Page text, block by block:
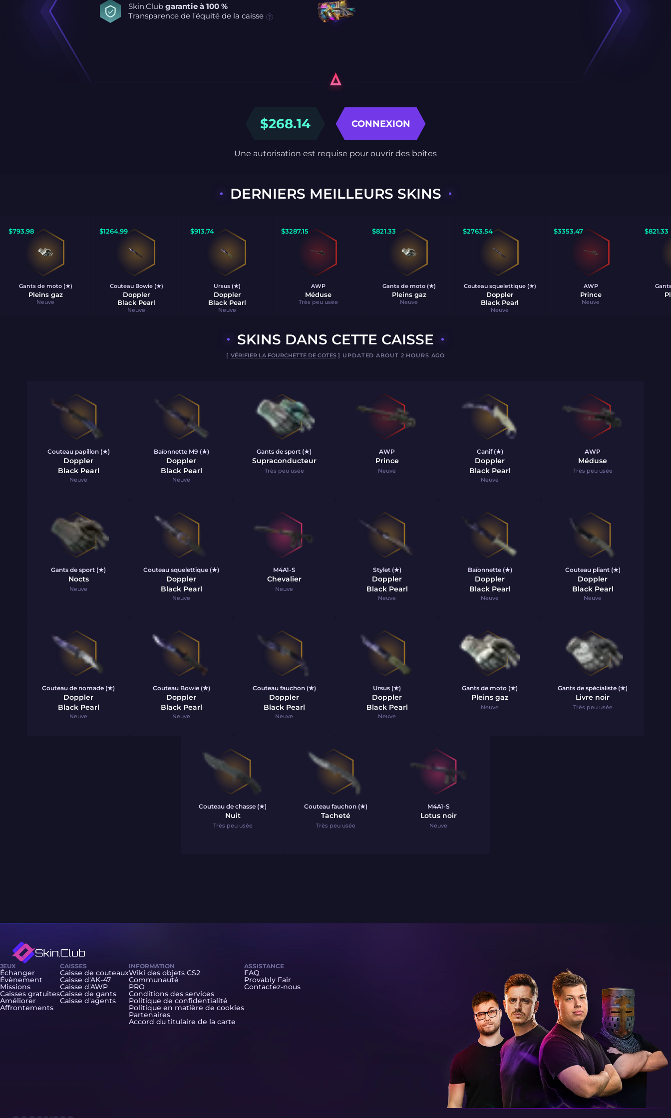
Skin.Club garantie à 100 %
Transparence de l’équité de la caisse
$268.14 CONNEXION
Une autorisation est requise pour ouvrir des boîtes
DERNIERS MEILLEURS SKINS
$793.98
Gants de moto (★)
Pleins gaz
Neuve
$1264.99
Couteau Bowie (★)
Doppler
Black Pearl
Neuve
$913.74
Ursus (★)
Doppler
Black Pearl
Neuve
$3287.15
AWP
Méduse
Très peu usée
$821.33
Gants de moto (★)
Pleins gaz
Neuve
$2763.54
Couteau squelettique (★)
Doppler
Black Pearl
Neuve
$3353.47
AWP
Prince
Neuve
$821.33
SKINS DANS CETTE CAISSE
[ VÉRIFIER LA FOURCHETTE DE COTES] UPDATED ABOUT 2 HOURS AGO
Couteau papillon (★)
Doppler
Black Pearl
Neuve
Baïonnette M9 (★)
Doppler
Black Pearl
Neuve
Gants de sport (★)
Supraconducteur
Très peu usée
AWP
Prince
Neuve
Canif (★)
Doppler
Black Pearl
Neuve
AWP
Méduse
Très peu usée
Gants de sport (★)
Nocts
Neuve
Couteau squelettique (★)
Doppler
Black Pearl
Neuve
M4A1-S
Chevalier
Neuve
Stylet (★)
Doppler
Black Pearl
Neuve
Baïonnette (★)
Doppler
Black Pearl
Neuve
Couteau pliant (★)
Doppler
Black Pearl
Neuve
Couteau de nomade (★)
Doppler
Black Pearl
Neuve
Couteau Bowie (★)
Doppler
Black Pearl
Neuve
Couteau fauchon (★)
Doppler
Black Pearl
Neuve
Ursus (★)
Doppler
Black Pearl
Neuve
Gants de moto (★)
Pleins gaz
Neuve
Gants de spécialiste (★)
Livre noir
Très peu usée
Couteau de chasse (★)
Nuit
Très peu usée
Couteau fauchon (★)
Tacheté
Très peu usée
M4A1-S
Lotus noir
Neuve
JEUX
Échanger
Évènement
Missions
Caisses gratuites
Améliorer
Affrontements
CAISSES
Caisse de couteaux
Caisse d'AK-47
Caisse d'AWP
Caisse de gants
Caisse d'agents
INFORMATION
Wiki des objets CS2
Communauté
PRO
Conditions des services
Politique de confidentialité
Politique en matière de cookies
Partenaires
Accord du titulaire de la carte
ASSISTANCE
FAQ
Provably Fair
Contactez-nous